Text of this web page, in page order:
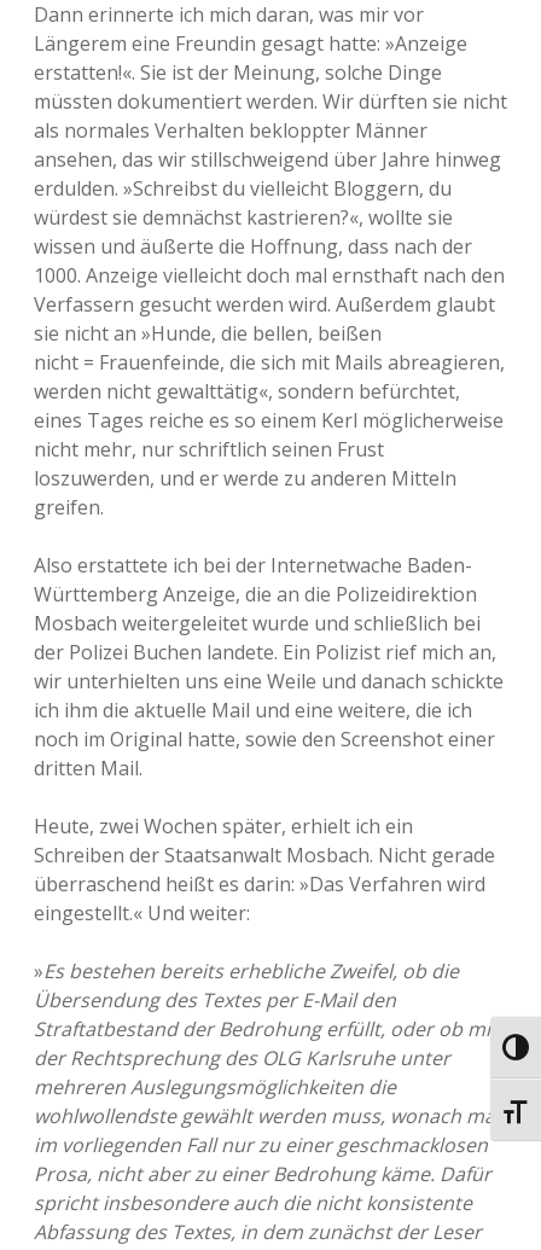
Dann erinnerte ich mich daran, was mir vor
Längerem eine Freundin gesagt hatte: »Anzeige
erstatten!«. Sie ist der Meinung, solche Dinge
müssten dokumentiert werden. Wir dürften sie nicht
als normales Verhalten bekloppter Männer
ansehen, das wir stillschweigend über Jahre hinweg
erdulden. »Schreibst du vielleicht Bloggern, du
würdest sie demnächst kastrieren?«, wollte sie
wissen und äußerte die Hoffnung, dass nach der
1000. Anzeige vielleicht doch mal ernsthaft nach den
Verfassern gesucht werden wird. Außerdem glaubt
sie nicht an »Hunde, die bellen, beißen
nicht = Frauenfeinde, die sich mit Mails abreagieren,
werden nicht gewalttätig«, sondern befürchtet,
eines Tages reiche es so einem Kerl möglicherweise
nicht mehr, nur schriftlich seinen Frust
loszuwerden, und er werde zu anderen Mitteln
greifen.
Also erstattete ich bei der Internetwache Baden-
Württemberg Anzeige, die an die Polizeidirektion
Mosbach weitergeleitet wurde und schließlich bei
der Polizei Buchen landete. Ein Polizist rief mich an,
wir unterhielten uns eine Weile und danach schickte
ich ihm die aktuelle Mail und eine weitere, die ich
noch im Original hatte, sowie den Screenshot einer
dritten Mail.
Heute, zwei Wochen später, erhielt ich ein
Schreiben der Staatsanwalt Mosbach. Nicht gerade
überraschend heißt es darin: »Das Verfahren wird
eingestellt.« Und weiter:
»Es bestehen bereits erhebliche Zweifel, ob die
Übersendung des Textes per E-Mail den
Straftatbestand der Bedrohung erfüllt, oder ob mit
der Rechtsprechung des OLG Karlsruhe unter
mehreren Auslegungsmöglichkeiten die
wohlwollendste gewählt werden muss, wonach man
im vorliegenden Fall nur zu einer geschmacklosen
Prosa, nicht aber zu einer Bedrohung käme. Dafür
spricht insbesondere auch die nicht konsistente
Abfassung des Textes, in dem zunächst der Leser